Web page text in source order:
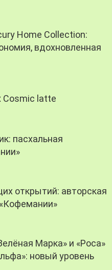
Home Collection:
вдохновленная
Cosmic latte
пасхальная
открытий: авторская
Марка» и «Роса»
новый уровень